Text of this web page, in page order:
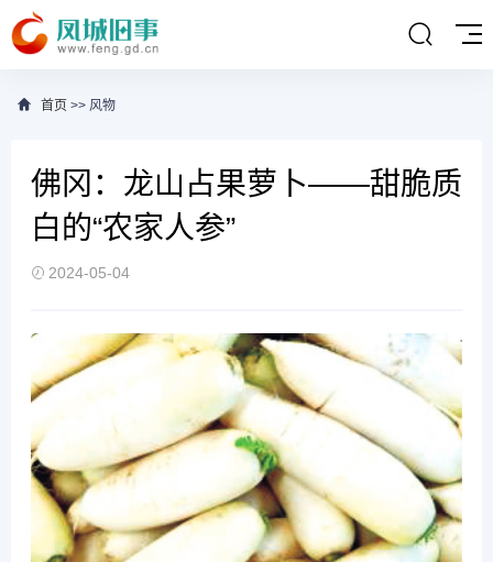
首页 >> 风物
佛冈：龙山占果萝卜——甜脆质
白的“农家人参”
2024-05-04